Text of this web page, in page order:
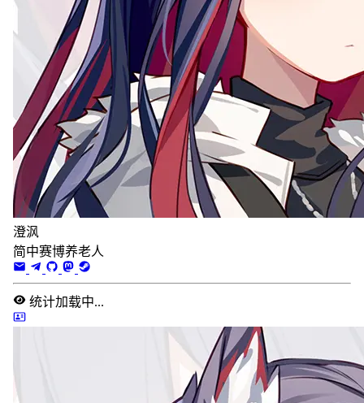
澄沨
简中赛博养老人
统计加载中...